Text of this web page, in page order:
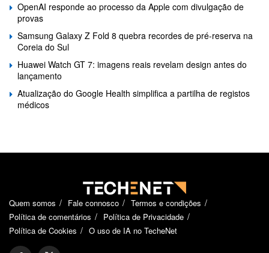
OpenAI responde ao processo da Apple com divulgação de
provas
Samsung Galaxy Z Fold 8 quebra recordes de pré-reserva na
Coreia do Sul
Huawei Watch GT 7: imagens reais revelam design antes do
lançamento
Atualização do Google Health simplifica a partilha de registos
médicos
Quem somos Fale connosco
Termos e condições
Política de comentários
Política de Privacidade
Política de Cookies
O uso de IA no TecheNet